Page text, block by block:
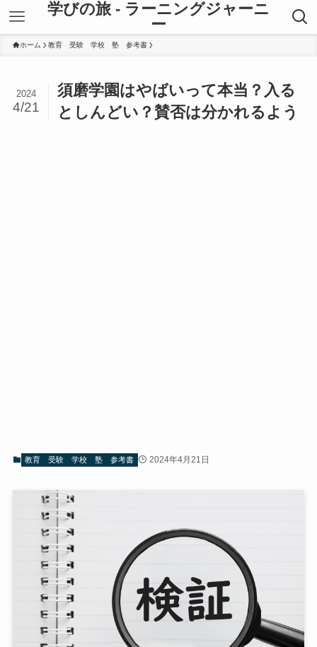
学びの旅 - ラーニングジャーニ
ー
ホーム 教育 受験 学校 塾 参考書
須磨学園はやばいって本当？入る
としんどい？賛否は分かれるよう
2024
4/21
教育 受験 学校 塾 参考書 2024年4月21日